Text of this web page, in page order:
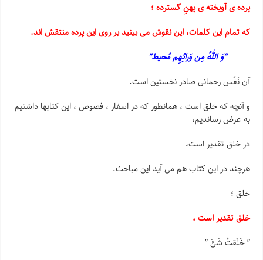
پرده ی آویخته ی پهنِ گسترده ؛
که تمام این کلمات، این نقوش می بینید بر روی این پرده منتقش اند.
“وَ اللهُ مِن وَرائِهِم مُحیط”
آن نَفَس رحمانی صادر نخستین است.
و آنچه که خلق است ، همانطور که در اسفار ، فصوص ، این کتابها داشتیم
به عرض رساندیم،
در خلق تقدیر است،
هرچند در این کتاب هم می آید این مباحث.
خلق ؛
خلق تقدیر است ،
” خَلَقتُ شَئَ ”